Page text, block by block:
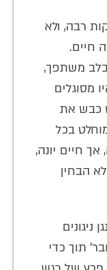
רבה, ולא
חיים.
משתפך,
מסוגלים
כבש את
בכל
אך חיים יונה,
הבחין
ניגונים
תוך כדי